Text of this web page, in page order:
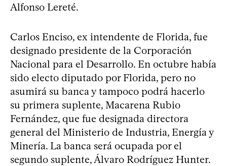
Alfonso Lereté.
Carlos Enciso, ex intendente de Florida, fue
designado presidente de la Corporación
Nacional para el Desarrollo. En octubre había
sido electo diputado por Florida, pero no
asumirá su banca y tampoco podrá hacerlo
su primera suplente, Macarena Rubio
Fernández, que fue designada directora
general del Ministerio de Industria, Energía y
Minería. La banca será ocupada por el
segundo suplente, Álvaro Rodríguez Hunter.